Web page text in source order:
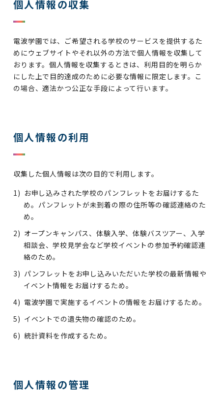
個人情報の収集
電波学園では、ご希望される学校のサービスを提供するた
めにウェブサイトやそれ以外の方法で個人情報を収集して
おります。個人情報を収集するときは、利用目的を明らか
にした上で目的達成のために必要な情報に限定します。こ
の場合、適法かつ公正な手段によって行います。
個人情報の利用
収集した個人情報は次の目的で利用します。
お申し込みされた学校のパンフレットをお届けするた
め。パンフレットが未到着の際の住所等の確認連絡のた
め。
オープンキャンパス、体験入学、体験バスツアー、入学
相談会、学校見学会など学校イベントの参加予約確認連
絡のため。
パンフレットをお申し込みいただいた学校の最新情報や
イベント情報をお届けするため。
電波学園で実施するイベントの情報をお届けするため。
イベントでの遺失物の確認のため。
統計資料を作成するため。
個人情報の管理